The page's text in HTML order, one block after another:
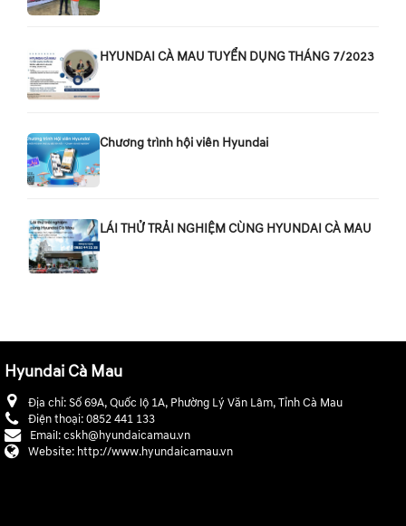
HYUNDAI CÀ MAU TUYỂN DỤNG THÁNG 7/2023
Chương trình hội viên Hyundai
LÁI THỬ TRẢI NGHIỆM CÙNG HYUNDAI CÀ MAU
Hyundai Cà Mau
Địa chỉ:Số 69A, Quốc lộ 1A, Phường Lý Văn Lâm, Tỉnh Cà Mau
Điện thoại:0852 441 133
Email:cskh@hyundaicamau.vn
Website: http://www.hyundaicamau.vn